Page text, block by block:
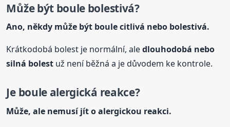
Může být boule bolestivá?
Ano, někdy může být boule citlivá nebo bolestivá.
Krátkodobá bolest je normální, aledlouhodobá nebo
silná bolest už není běžná a je důvodem ke kontrole.
Je boule alergická reakce?
Může, ale nemusí jít o alergickou reakci.